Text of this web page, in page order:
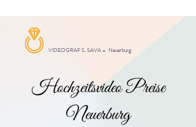
VIDEOGRAF S. SAVA – Neuerburg
Hochzeitsvideo Preise
Neuerburg